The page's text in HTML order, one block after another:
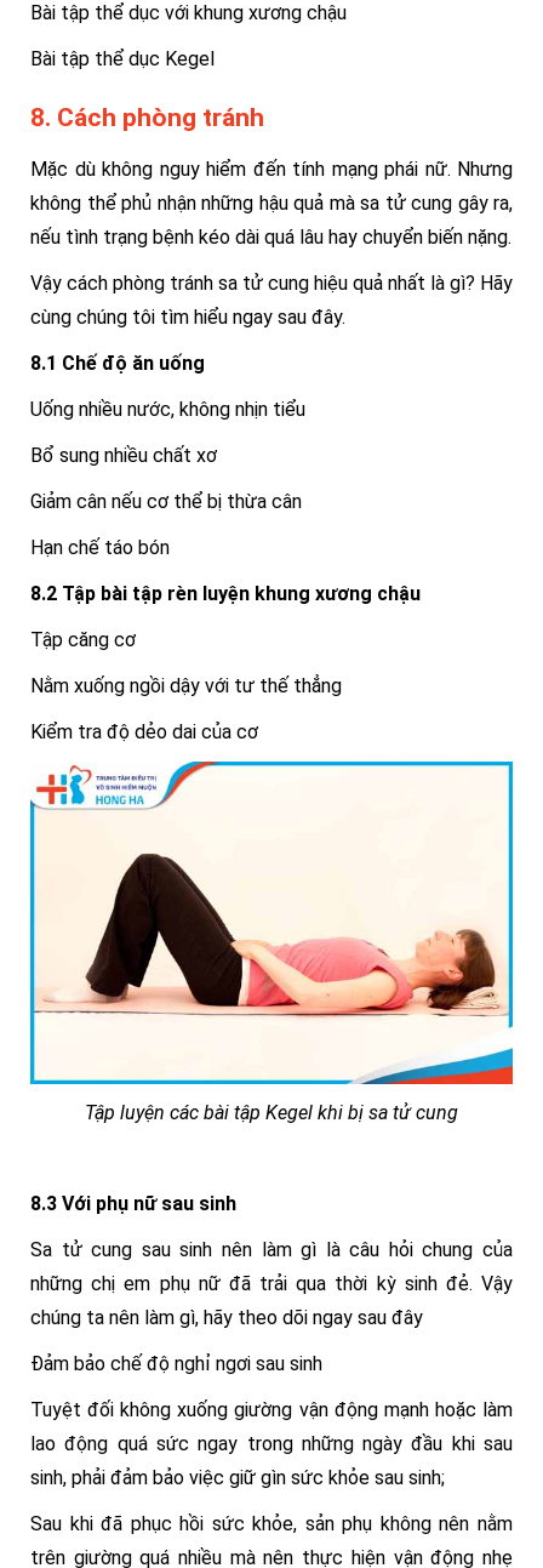
Bài tập thể dục với khung xương chậu
Bài tập thể dục Kegel
8. Cách phòng tránh
Mặc dù không nguy hiểm đến tính mạng phái nữ. Nhưng
không thể phủ nhận những hậu quả mà sa tử cung gây ra,
nếu tình trạng bệnh kéo dài quá lâu hay chuyển biến nặng.
Vậy cách phòng tránh sa tử cung hiệu quả nhất là gì? Hãy
cùng chúng tôi tìm hiểu ngay sau đây.
8.1 Chế độ ăn uống
Uống nhiều nước, không nhịn tiểu
Bổ sung nhiều chất xơ
Giảm cân nếu cơ thể bị thừa cân
Hạn chế táo bón
8.2 Tập bài tập rèn luyện khung xương chậu
Tập căng cơ
Nằm xuống ngồi dậy với tư thế thẳng
Kiểm tra độ dẻo dai của cơ
Tập luyện các bài tập Kegel khi bị sa tử cung
8.3 Với phụ nữ sau sinh
Sa tử cung sau sinh nên làm gì là câu hỏi chung của
những chị em phụ nữ đã trải qua thời kỳ sinh đẻ. Vậy
chúng ta nên làm gì, hãy theo dõi ngay sau đây
Đảm bảo chế độ nghỉ ngơi sau sinh
Tuyệt đối không xuống giường vận động mạnh hoặc làm
lao động quá sức ngay trong những ngày đầu khi sau
sinh, phải đảm bảo việc giữ gìn sức khỏe sau sinh;
Sau khi đã phục hồi sức khỏe, sản phụ không nên nằm
trên giường quá nhiều mà nên thực hiện vận động nhẹ